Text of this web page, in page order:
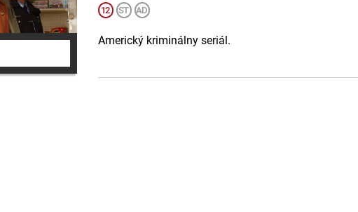
Americký kriminálny seriál.